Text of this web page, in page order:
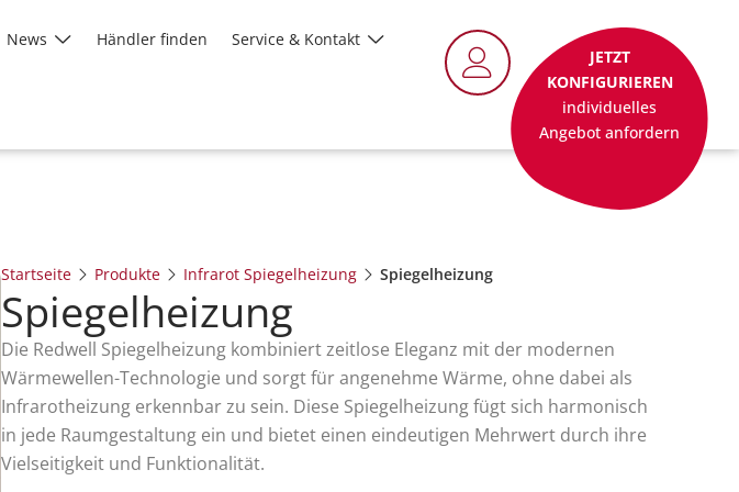
News Händler finden
Service & Kontakt
JETZT
KONFIGURIEREN
individuelles
Angebot anfordern
Startseite Produkte Infrarot Spiegelheizung Spiegelheizung
Spiegelheizung
Die Redwell Spiegelheizung kombiniert zeitlose Eleganz mit der modernen
Wärmewellen-Technologie und sorgt für angenehme Wärme, ohne dabei als
Infrarotheizung erkennbar zu sein. Diese Spiegelheizung fügt sich harmonisch
in jede Raumgestaltung ein und bietet einen eindeutigen Mehrwert durch ihre
Vielseitigkeit und Funktionalität.